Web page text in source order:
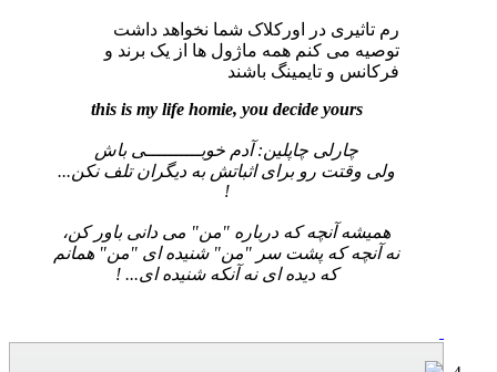
رم تاثیری در اورکلاک شما نخواهد داشت
توصیه می کنم همه ماژول ها از یک برند و
فرکانس و تایمینگ باشند
this is my life homie, you decide yours
چارلی چاپلین: آدم خوبــــــــــی باش
ولی وقتت رو برای اثباتش به دیگران تلف نکن...
!
همیشه آنچه که درباره "من" می دانی باور کن،
نه آنچه که پشت سر "من" شنیده ای "من" همانم
که دیده ای نه آنکه شنیده ای... !